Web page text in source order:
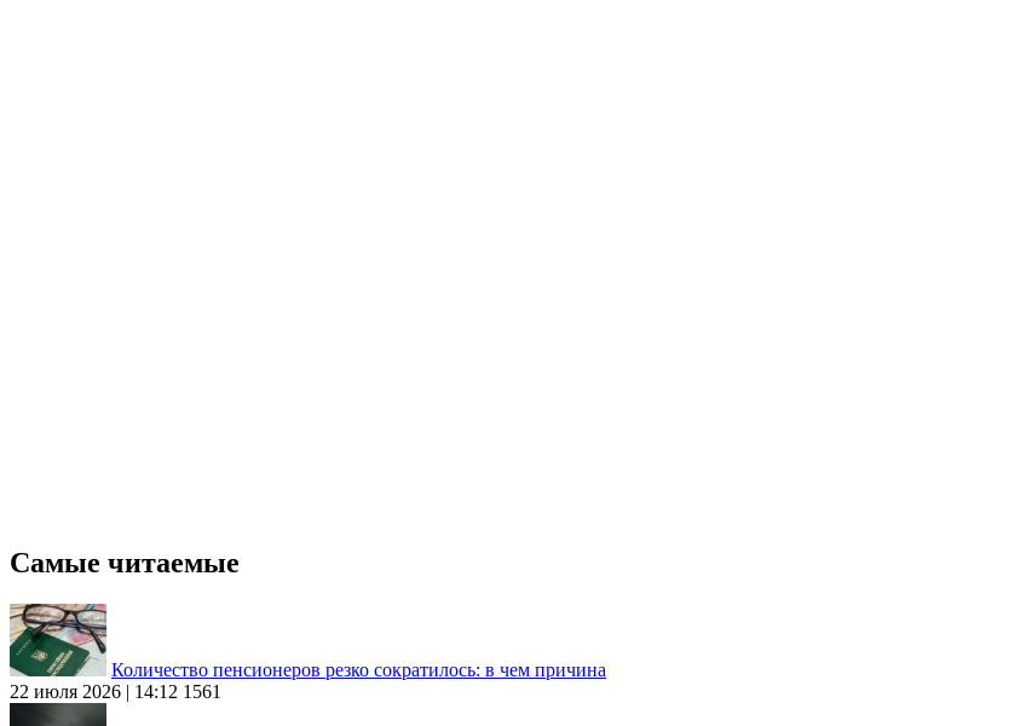
Самые читаемые
Количество пенсионеров резко сократилось: в чем причина
22 июля 2026 | 14:12 1561